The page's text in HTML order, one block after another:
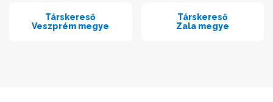
Társkereső
Veszprém megye
Társkereső
Zala megye